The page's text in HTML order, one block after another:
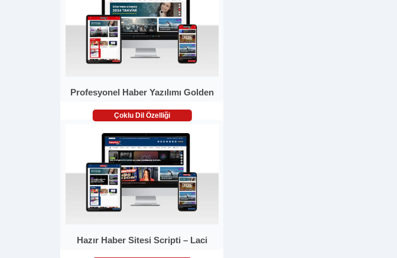
Profesyonel Haber Yazılımı Golden
Çoklu Dil Özelliği
Hazır Haber Sitesi Scripti – Laci